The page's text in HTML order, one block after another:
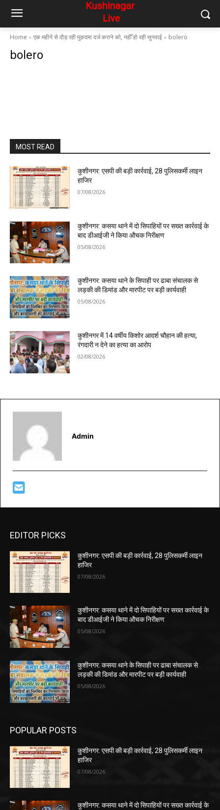
Home एक महीनें से दौड़ रही मुक़दमा दर्ज कराने को, नहीँ हो रही सुनवाई bolero
bolero
MOST READ
कुशीनगर: एसपी की बड़ी कार्रवाई, 28 पुलिसकर्मी लाइन
हाजिर
07/08/2026
कुशीनगर: कसया थाने में दो सिपाहियों पर सख्त कार्रवाई के
बाद डीआईजी ने किया औचक निरीक्षण
05/08/2026
कुशीनगर: कसया थाने के सिपाही पर ढाबा संचालक से
लड़की की डिमांड और मारपीट पर बड़ी कार्यवाही
05/08/2026
कुशीनगर में 14 वर्षीय किशोर आदर्श चौहान की हत्या,
रंगदारी न देने का हत्या का आरोप
02/08/2026
Admin
EDITOR PICKS
कुशीनगर: एसपी की बड़ी कार्रवाई, 28 पुलिसकर्मी लाइन
हाजिर
07/08/2026
कुशीनगर: कसया थाने में दो सिपाहियों पर सख्त कार्रवाई के
बाद डीआईजी ने किया औचक निरीक्षण
05/08/2026
कुशीनगर: कसया थाने के सिपाही पर ढाबा संचालक से
लड़की की डिमांड और मारपीट पर बड़ी कार्यवाही
05/08/2026
POPULAR POSTS
कुशीनगर: एसपी की बड़ी कार्रवाई, 28 पुलिसकर्मी लाइन
हाजिर
07/08/2026
कुशीनगर: कसया थाने में दो सिपाहियों पर सख्त कार्रवाई के